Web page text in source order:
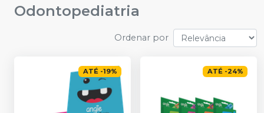
Odontopediatria
Ordenar por
ATÉ -19% ATÉ -24%